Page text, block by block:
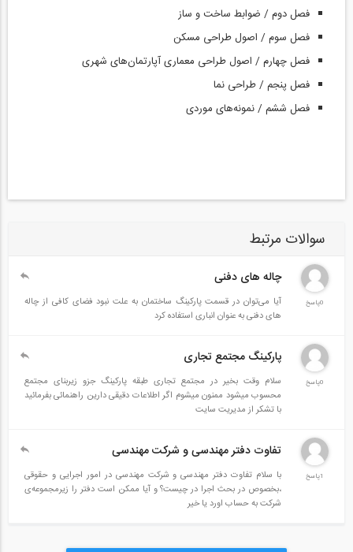
فصل دوم / ضوابط ساخت و ساز
فصل سوم / اصول طراحی مسکن
فصل چهارم / اصول طراحی معماری آپارتمان‌های شهری
فصل پنجم / طراحی نما
فصل ششم / نمونه‌های موردی
سوالات مرتبط
0پاسخ
چاله های دفنی
آیا می‌توان در قسمت پارکینگ ساختمان به علت نبود فضای کافی از چاله
های دفنی به عنوان انباری استفاده کرد
0پاسخ
پارکینگ مجتمع تجاری
سلام وقت بخیر در مجتمع تجاری طبقه پارکینگ جزو زیربنای مجتمع
محسوب میشود ممنون میشوم اگر اطلاعات دقیقی دارین راهنمائی بفرمائید
با تشکر از مدیریت سایت
1پاسخ
تفاوت دفتر مهندسی و شرکت مهندسی
با سلام تفاوت دفتر مهندسی و شرکت مهندسی در امور اجرایی و حقوقی
،بخصوص در بحث اجرا در چیست؟ و آیا ممکن است دفتر را زیرمجموعه‌ی
شرکت به حساب اورد یا خیر